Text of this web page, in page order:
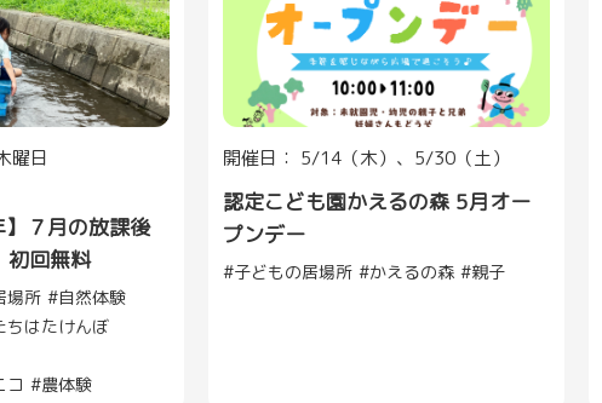
曜日
】７月の放課後
回無料
場所
自然体験
ちはたけんぼ
コ
農体験
開催日： 5/14（木）、5/30（土）
認定こども園かえるの森 5月オー
プンデー
子どもの居場所 かえるの森 親子